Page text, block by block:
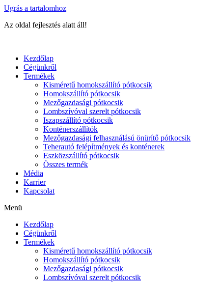
Ugrás a tartalomhoz
Az oldal fejlesztés alatt áll!
Kezdőlap
Cégünkről
Termékek
Kisméretű homokszállító pótkocsik
Homokszállító pótkocsik
Mezőgazdasági pótkocsik
Lombszívóval szerelt pótkocsik
Iszapszállító pótkocsik
Konténerszállítók
Mezőgazdasági felhasználású önürítő pótkocsik
Teherautó felépítmények és konténerek
Eszközszállító pótkocsik
Összes termék
Média
Karrier
Kapcsolat
Menü
Kezdőlap
Cégünkről
Termékek
Kisméretű homokszállító pótkocsik
Homokszállító pótkocsik
Mezőgazdasági pótkocsik
Lombszívóval szerelt pótkocsik